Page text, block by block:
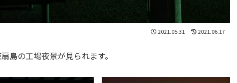
2021.05.31 2021.06.17
島の工場夜景が見られます。